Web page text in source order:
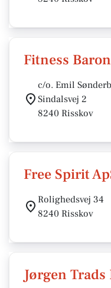
Fitness
c/o. Emil
Sindalsvej 2
8240 Risskov
Free Spirit
Rolighedsvej 34
8240 Risskov
Jørgen Trads